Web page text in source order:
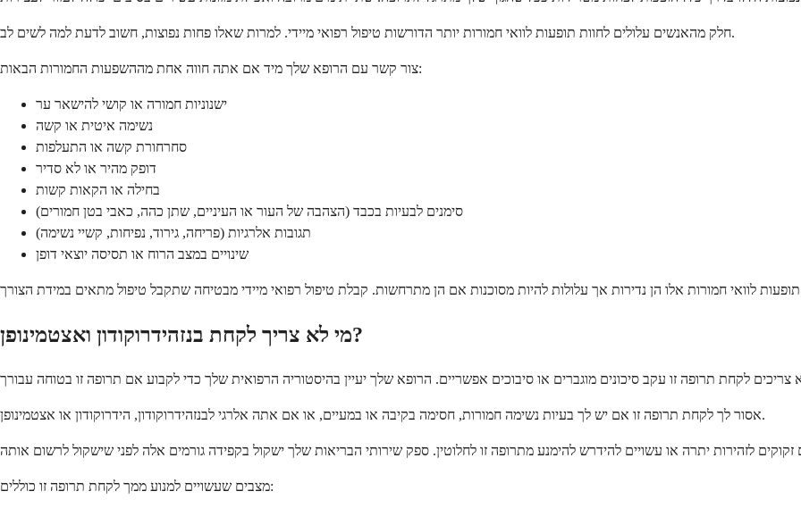
חלק מהאנשים עלולים לחוות תופעות לוואי חמורות יותר הדורשות טיפול רפואי מיידי. למרות שאלו פחות נפוצות, חשוב לדעת למה לשים לב.
צור קשר עם הרופא שלך מיד אם אתה חווה אחת מההשפעות החמורות הבאות:
ישנוניות חמורה או קושי להישאר ער
נשימה איטית או קשה
סחרחורת קשה או התעלפות
דופק מהיר או לא סדיר
בחילה או הקאות קשות
סימנים לבעיות בכבד (הצהבה של העור או העיניים, שתן כהה, כאבי בטן חמורים)
תגובות אלרגיות (פריחה, גירוד, נפיחות, קשיי נשימה)
שינויים במצב הרוח או תסיסה יוצאי דופן
מי לא צריך לקחת בנזהידרוקודון ואצטמינופן?
אסור לך לקחת תרופה זו אם יש לך בעיות נשימה חמורות, חסימה בקיבה או במעיים, או אם אתה אלרגי לבנזהידרוקודון, הידרוקודון או אצטמינופן.
מצבים שעשויים למנוע ממך לקחת תרופה זו כוללים: